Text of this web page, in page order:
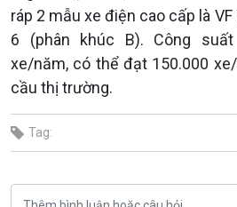
ráp 2 mẫu xe điện cao cấp là
6 (phân khúc B). Công
xe/năm, có thể đạt 150.000
cầu thị trường.
Tag: